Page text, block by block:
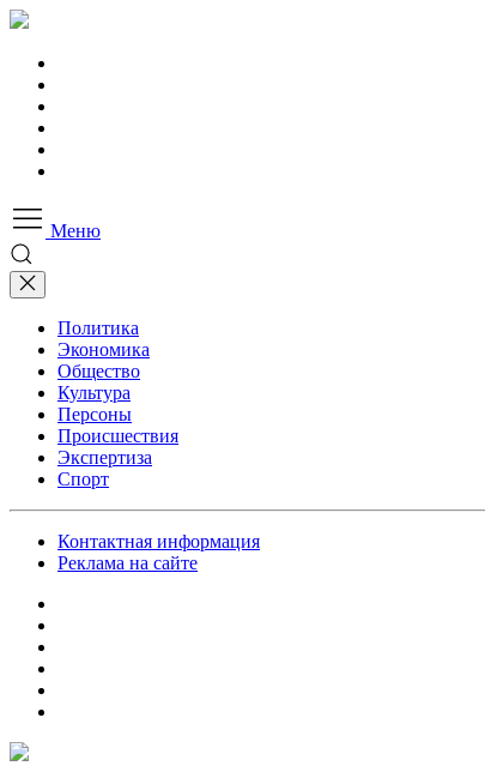
Меню
Политика
Экономика
Общество
Культура
Персоны
Происшествия
Экспертиза
Спорт
Контактная информация
Реклама на сайте